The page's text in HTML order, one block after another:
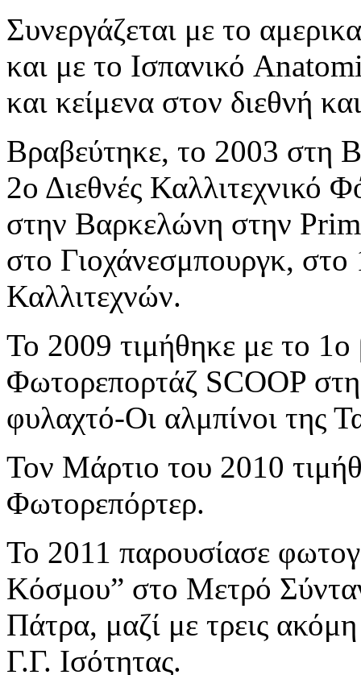
Συνεργάζεται με τo
και με το Ισπανικό
και κείμενα στον διεθνή
Βραβεύτηκε, το 2003 στη
2ο Διεθνές Καλλιτεχνικό
στην Βαρκελώνη στην
στο Γιοχάνεσμπουργκ,
Καλλιτεχνών.
Το 2009 τιμήθηκε με το 1ο
Φωτορεπορτάζ SCOOP
φυλαχτό-Οι αλμπίνοι της
Τον Μάρτιο του 2010
Φωτορεπόρτερ.
To 2011 παρουσίασε
Κόσμου” στο Μετρό
Πάτρα, μαζί με τρεις
Γ.Γ. Ισότητας.